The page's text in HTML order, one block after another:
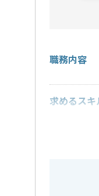
職務内容
求めるスキ